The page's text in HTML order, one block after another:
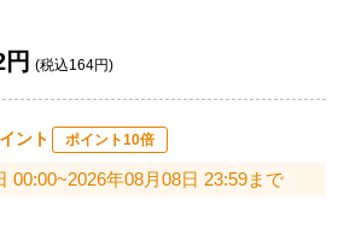
(税込164円)
ント ポイント10倍
00:00~2026年08月08日 23:59まで